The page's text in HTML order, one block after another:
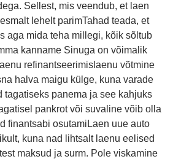
Sellest, mis veendub, et laen
lehelt parimTahad teada, et
aga mida teha millegi, kõik sõltub
kanname Sinuga on võimalik
refinantseerimislaenu võtmine
halva maigu külge, kuna varade
tagatiseks panema ja see kahjuks
pankrot või suvaline võib olla
finantsabi osutamiLaen uue auto
kuna nad lihtsalt laenu eelised
maksud ja surm. Pole viskamine